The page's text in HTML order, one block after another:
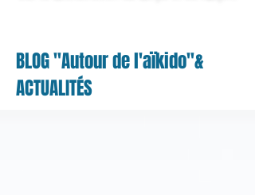
BLOG "Autour de l'aïkido"&
ACTUALITÉS